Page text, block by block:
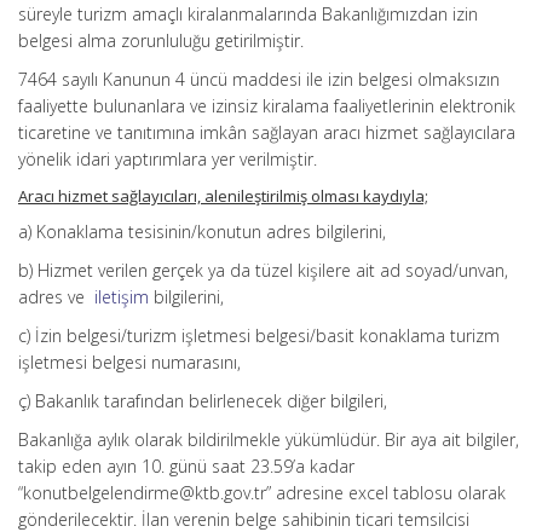
süreyle turizm amaçlı kiralanmalarında Bakanlığımızdan izin
belgesi alma zorunluluğu getirilmiştir.
7464 sayılı Kanunun 4 üncü maddesi ile izin belgesi olmaksızın
faaliyette bulunanlara ve izinsiz kiralama faaliyetlerinin elektronik
ticaretine ve tanıtımına imkân sağlayan aracı hizmet sağlayıcılara
yönelik idari yaptırımlara yer verilmiştir.
Aracı hizmet sağlayıcıları, alenileştirilmiş olması kaydıyla;
a) Konaklama tesisinin/konutun adres bilgilerini,
b) Hizmet verilen gerçek ya da tüzel kişilere ait ad soyad/unvan,
adres ve iletişim bilgilerini,
c) İzin belgesi/turizm işletmesi belgesi/basit konaklama turizm
işletmesi belgesi numarasını,
ç) Bakanlık tarafından belirlenecek diğer bilgileri,
Bakanlığa aylık olarak bildirilmekle yükümlüdür. Bir aya ait bilgiler,
takip eden ayın 10. günü saat 23.59’a kadar
“konutbelgelendirme@ktb.gov.tr” adresine excel tablosu olarak
gönderilecektir. İlan verenin belge sahibinin ticari temsilcisi